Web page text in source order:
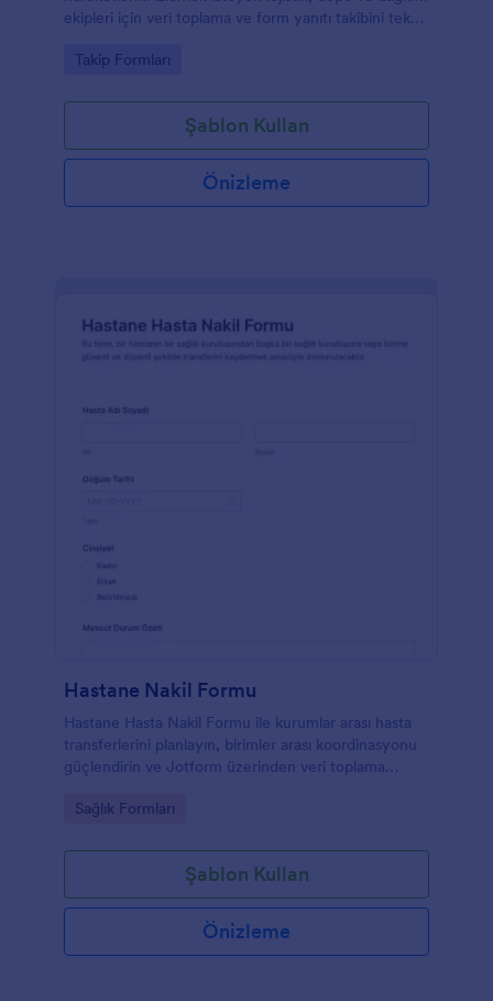
ekipleri için veri toplama ve form yanıtı takibini tek
Go to Category:
Takip Formları
Şablon Kullan
Önizleme
Hastane Nakil Formu
Hastane Hasta Nakil Formu ile kurumlar arası hasta
transferlerini planlayın, birimler arası koordinasyonu
güçlendirin ve Jotform üzerinden veri toplama
Go to Category:
Sağlık Formları
Şablon Kullan
Önizleme